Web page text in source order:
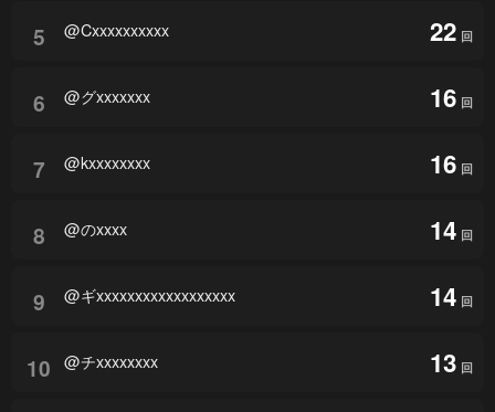
5 @Cxxxxxxxxxx 22 回
6 @グxxxxxxx 16 回
7 @kxxxxxxxx 16 回
8 @のxxxx 14 回
9 @ギxxxxxxxxxxxxxxxxxx 14 回
10 @チxxxxxxxx 13 回